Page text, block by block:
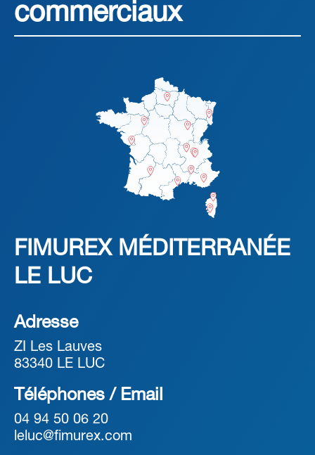
commerciaux
FIMUREX MÉDITERRANÉE
LE LUC
Adresse
ZI Les Lauves
83340 LE LUC
Téléphones / Email
04 94 50 06 20
leluc@fimurex.com